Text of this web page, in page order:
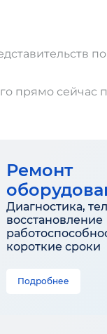
прямо сейчас
Ремонт
Диагностика,
восстановление
короткие сроки
Подробнее